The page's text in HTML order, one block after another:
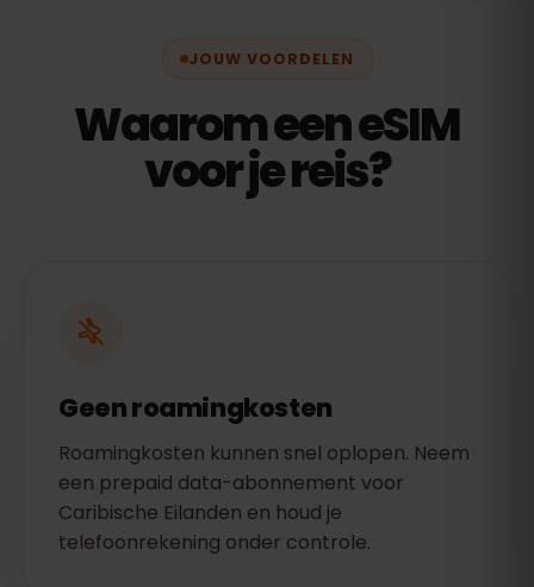
JOUW VOORDELEN
Waarom een eSIM
voor je reis?
Geen roamingkosten
Roamingkosten kunnen snel oplopen. Neem
een prepaid data-abonnement voor
Caribische Eilanden en houd je
telefoonrekening onder controle.